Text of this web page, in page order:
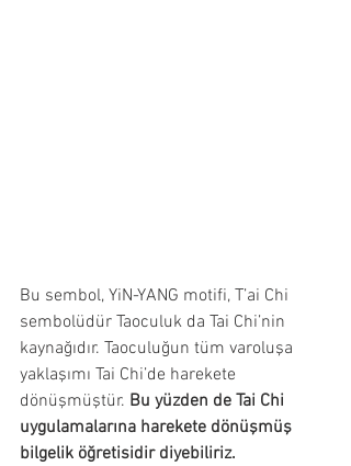
Bu sembol, YiN-YANG motifi, T’ai Chi
sembolüdür Taoculuk da Tai Chi’nin
kaynağıdır. Taoculuğun tüm varoluşa
yaklaşımı Tai Chi’de harekete
dönüşmüştür. Bu yüzden de Tai Chi
uygulamalarına harekete dönüşmüş
bilgelik öğretisidir diyebiliriz.